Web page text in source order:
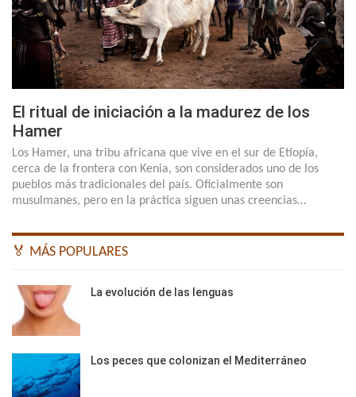
El ritual de iniciación a la madurez de los
Hamer
Los Hamer, una tribu africana que vive en el sur de Etiopía,
cerca de la frontera con Kenia, son considerados uno de los
pueblos más tradicionales del país. Oficialmente son
musulmanes, pero en la práctica siguen unas creencias…
🏅 MÁS POPULARES
La evolución de las lenguas
Los peces que colonizan el Mediterráneo